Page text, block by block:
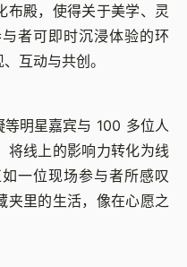
布殿，使得关于美学、灵
者可即时沉浸体验的环
互动与共创。
等明星嘉宾与 100 多位人
将线上的影响力转化为线
一位现场参与者所感叹
夹里的生活，像在心愿之